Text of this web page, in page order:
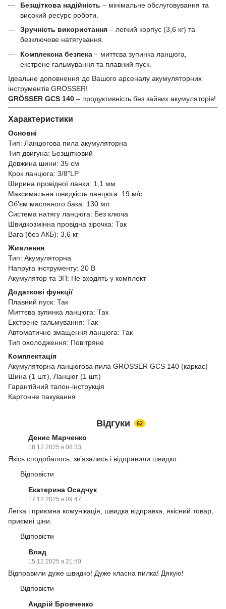
Безщіткова надійність – мінімальне обслуговування та
високий ресурс роботи.
Зручність використання – легкий корпус (3,6 кг) та
безключове натягування.
Комплексна безпека – миттєва зупинка ланцюга,
екстрене гальмування та плавний пуск.
Ідеальне доповнення до Вашого арсеналу акумуляторних
інструментів GRÖSSER!
GRÖSSER GCS 140 – продуктивність без зайвих акумуляторів!
Характеристики
Основні
Тип: Ланцюгова пила акумуляторна
Тип двигуна: Безщітковий
Довжина шини: 35 см
Крок ланцюга: 3/8"LP
Ширина провідної ланки: 1,1 мм
Максимальна швидкість ланцюга: 19 м/с
Об'єм масляного бака: 130 мл
Система натягу ланцюга: Без ключа
Швидкозмінна провідна зірочка: Так
Вага (без АКБ): 3,6 кг
Живлення
Тип: Акумуляторна
Напруга інструменту: 20 В
Акумулятор та ЗП: Не входять у комплект
Додаткові функції
Плавний пуск: Так
Миттєва зупинка ланцюга: Так
Екстрене гальмування: Так
Автоматичне змащення ланцюга: Так
Тип охолодження: Повітряне
Комплектація
Акумуляторна ланцюгова пила GRÖSSER GCS 140 (каркас)
Шина (1 шт.), Ланцюг (1 шт.)
Гарантійний талон-інструкція
Картонне пакування
Відгуки 62
Денис Марченко
18.12.2025 в 08:33
Якісь сподобалось, звʼязались і відправили швидко
Відповісти
Екатерина Осадчук
17.12.2025 в 09:47
Легка і приємна комунікація, швидка відправка, якісний товар,
приємні ціни.
Відповісти
Влад
15.12.2025 в 21:50
Відправили дуже швидко! Дуже класна пилка! Дякую!
Відповісти
Андрій Бровченко